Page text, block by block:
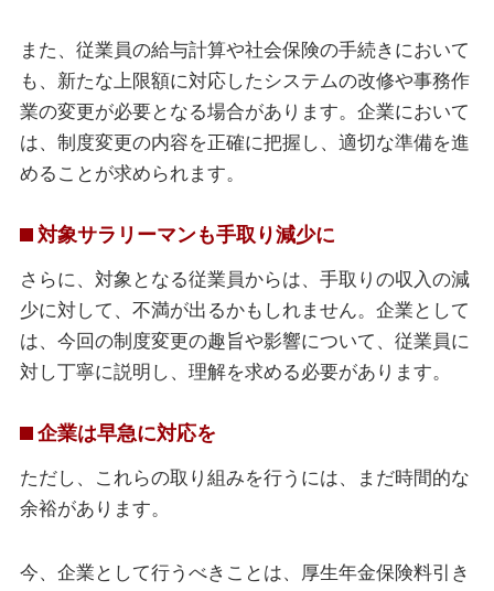
また、従業員の給与計算や社会保険の手続きにおいて
も、新たな上限額に対応したシステムの改修や事務作
業の変更が必要となる場合があります。企業において
は、制度変更の内容を正確に把握し、適切な準備を進
めることが求められます。
対象サラリーマンも手取り減少に
さらに、対象となる従業員からは、手取りの収入の減
少に対して、不満が出るかもしれません。企業として
は、今回の制度変更の趣旨や影響について、従業員に
対し丁寧に説明し、理解を求める必要があります。
企業は早急に対応を
ただし、これらの取り組みを行うには、まだ時間的な
余裕があります。
今、企業として行うべきことは、厚生年金保険料引き